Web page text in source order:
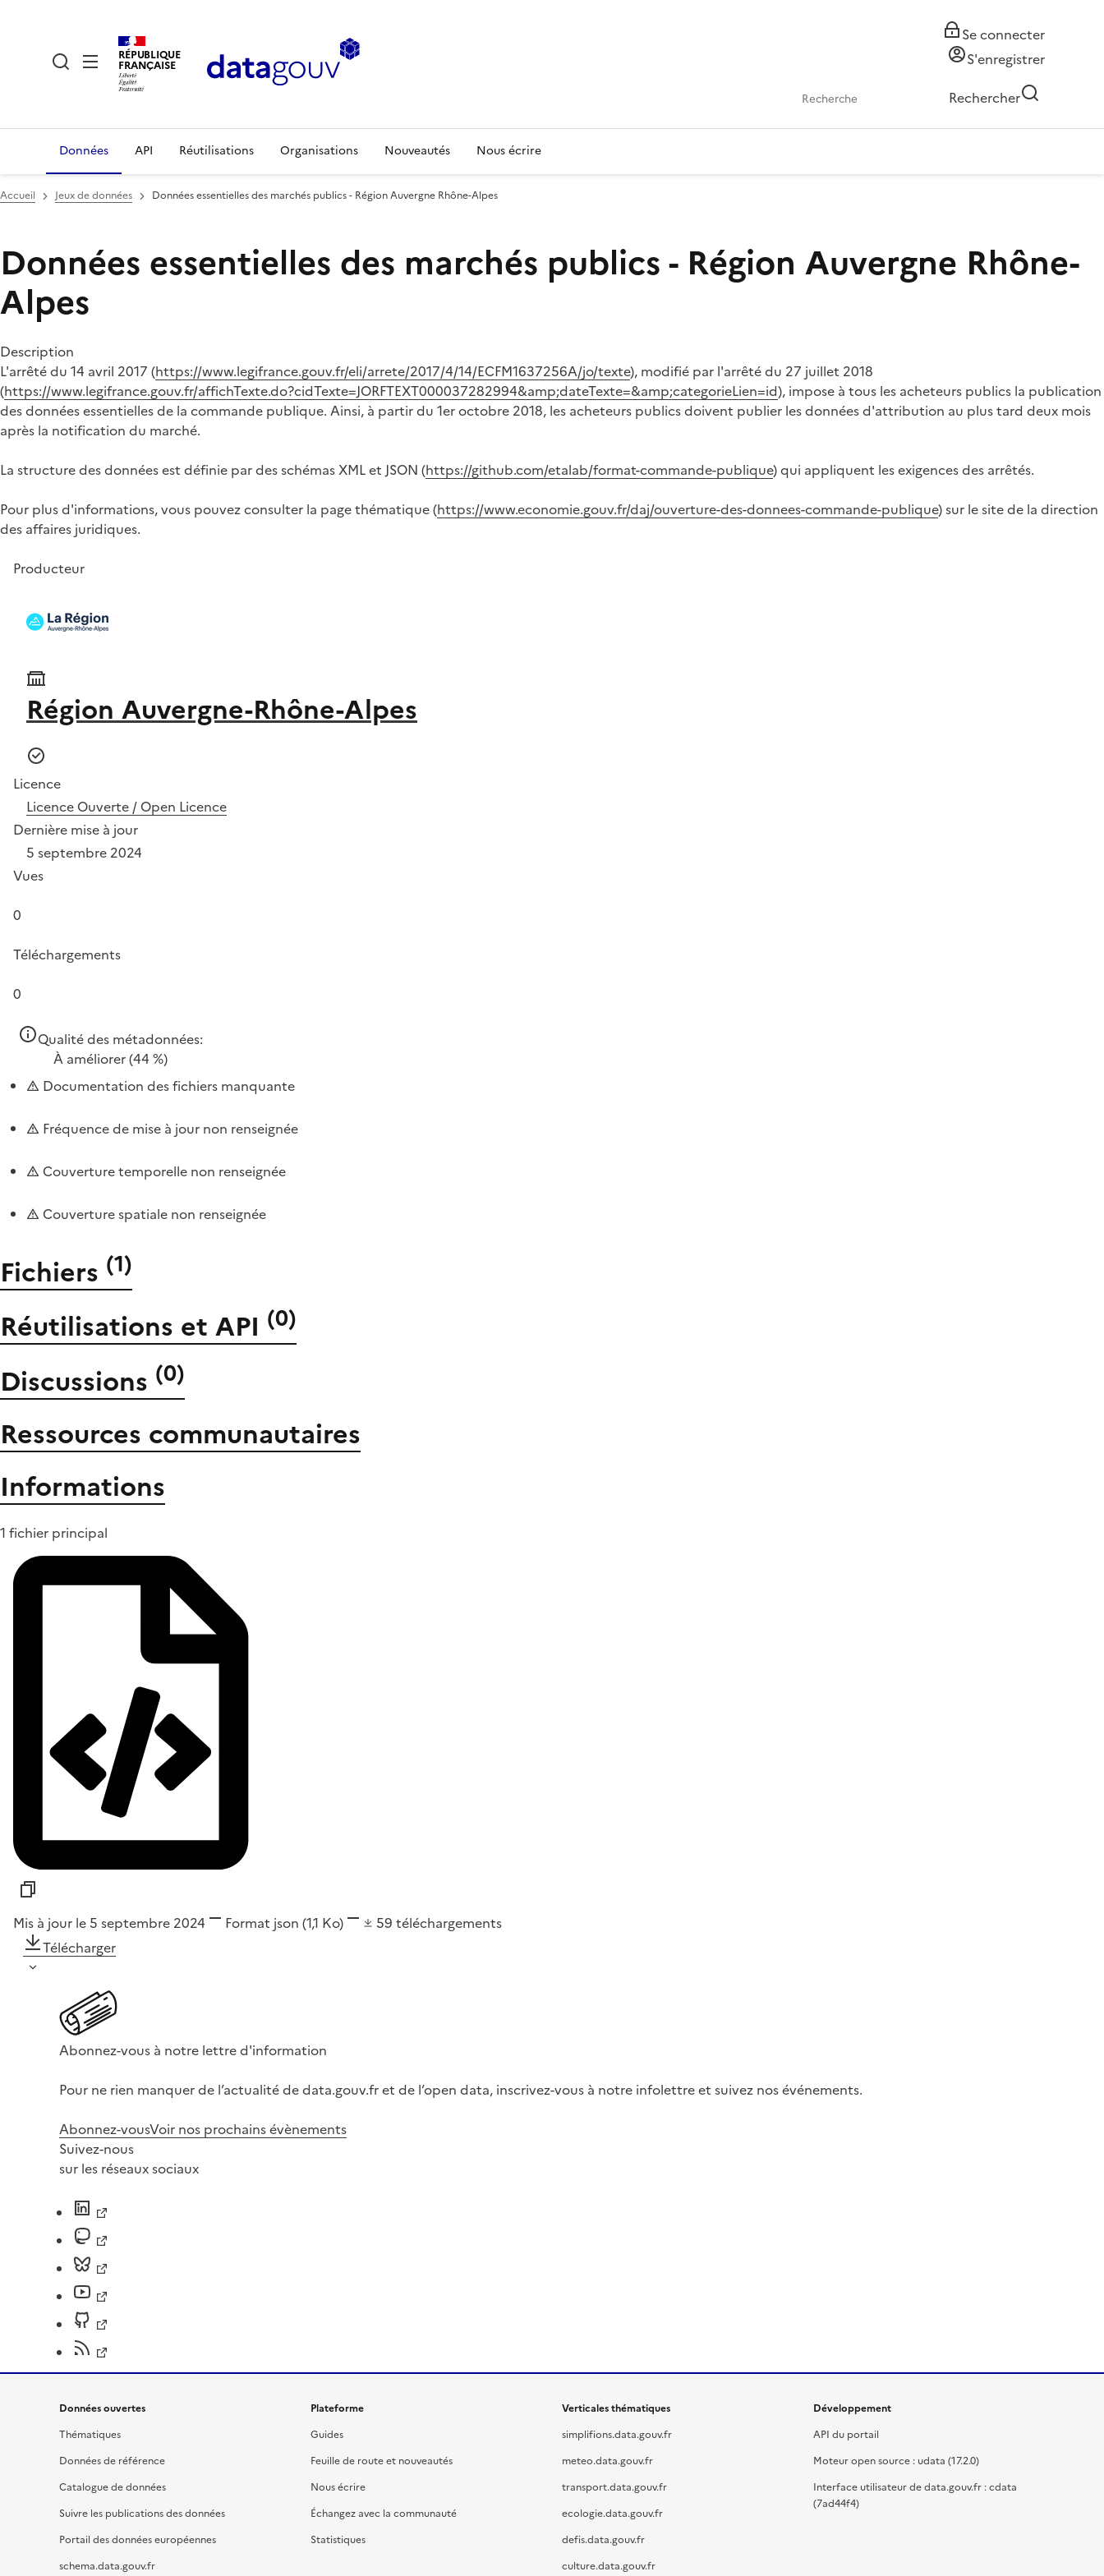
RÉPUBLIQUE
FRANÇAISE
Se connecter
S'enregistrer
Rechercher
Données API Réutilisations Organisations Nouveautés Nous écrire
Accueil Jeux de données Données essentielles des marchés publics - Région Auvergne Rhône-Alpes
Données essentielles des marchés publics - Région Auvergne Rhône-
Alpes
Description
L'arrêté du 14 avril 2017 (https://www.legifrance.gouv.fr/eli/arrete/2017/4/14/ECFM1637256A/jo/texte), modifié par l'arrêté du 27 juillet 2018
(https://www.legifrance.gouv.fr/affichTexte.do?cidTexte=JORFTEXT000037282994&amp;dateTexte=&amp;categorieLien=id), impose à tous les acheteurs publics la publication
des données essentielles de la commande publique. Ainsi, à partir du 1er octobre 2018, les acheteurs publics doivent publier les données d'attribution au plus tard deux mois
après la notification du marché.
La structure des données est définie par des schémas XML et JSON (https://github.com/etalab/format-commande-publique) qui appliquent les exigences des arrêtés.
Pour plus d'informations, vous pouvez consulter la page thématique (https://www.economie.gouv.fr/daj/ouverture-des-donnees-commande-publique) sur le site de la direction
des affaires juridiques.
Producteur
Région Auvergne-Rhône-Alpes
Licence
Licence Ouverte / Open Licence
Dernière mise à jour
5 septembre 2024
Vues
0
Téléchargements
0
Qualité des métadonnées:
À améliorer(44 %)
Documentation des fichiers manquante
Fréquence de mise à jour non renseignée
Couverture temporelle non renseignée
Couverture spatiale non renseignée
Fichiers (1)
Réutilisations et API (0)
Discussions (0)
Ressources communautaires
Informations
1 fichier principal
Mis à jour le 5 septembre 2024 Format json (1,1 Ko) 59 téléchargements
Télécharger
Abonnez-vous à notre lettre d'information
Pour ne rien manquer de l’actualité de data.gouv.fr et de l’open data, inscrivez-vous à notre infolettre et suivez nos événements.
Abonnez-vousVoir nos prochains évènements
Suivez-nous
sur les réseaux sociaux
Données ouvertes
Thématiques
Données de référence
Catalogue de données
Suivre les publications des données
Portail des données européennes
schema.data.gouv.fr
Plateforme
Guides
Feuille de route et nouveautés
Nous écrire
Échangez avec la communauté
Statistiques
Verticales thématiques
simplifions.data.gouv.fr
meteo.data.gouv.fr
transport.data.gouv.fr
ecologie.data.gouv.fr
defis.data.gouv.fr
culture.data.gouv.fr
Développement
API du portail
Moteur open source : udata (17.2.0)
Interface utilisateur de data.gouv.fr : cdata
(7ad44f4)